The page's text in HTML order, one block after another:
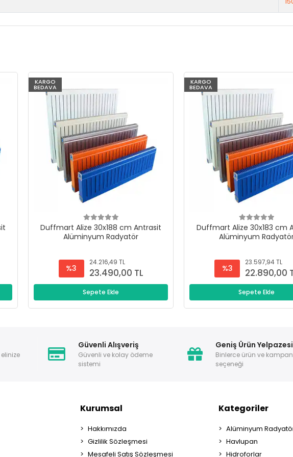
KARGO
BEDAVA
Duffmart Alize 30x188 cm Antrasit
Alüminyum Radyatör
%3
24.216,49 TL
23.490,00 TL
Sepete Ekle
KARGO
BEDAVA
Duffmart Alize 30x183 cm
Alüminyum
%3
23.597,94 TL
22.890,00
Sepete Ekle
Güvenli Alışveriş
Güvenli ve kolay ödeme
sistemi
Geniş Ürün Yelpazesi
Binlerce ürün ve
seçeneği
Kurumsal
Hakkımızda
Gizlilik Sözleşmesi
Mesafeli Satış Sözleşmesi
Kategoriler
Alüminyum
Havlupan
Hidroforlar